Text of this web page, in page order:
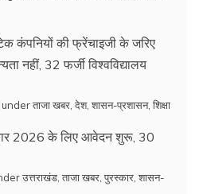
कंपनियों की फ्रेंचाइजी के जरिए
नहीं, 32 फर्जी विश्वविद्यालय
underताजा खबर देश, शासन-प्रशासन, शिक्षा
2026 के लिए आवेदन शुरू, 30
उत्तराखंड ताजा खबर पुरस्कार शासन-